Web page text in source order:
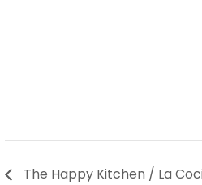
The Happy Kitchen / La